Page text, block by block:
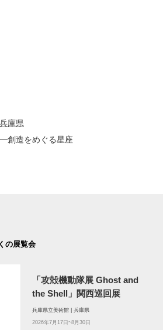
兵庫県
創造をめぐる星座
の展覧会
「攻殻機動隊展 Ghost and
the Shell」関西巡回展
兵庫県立美術館 | 兵庫県
2026年7月17日~8月30日